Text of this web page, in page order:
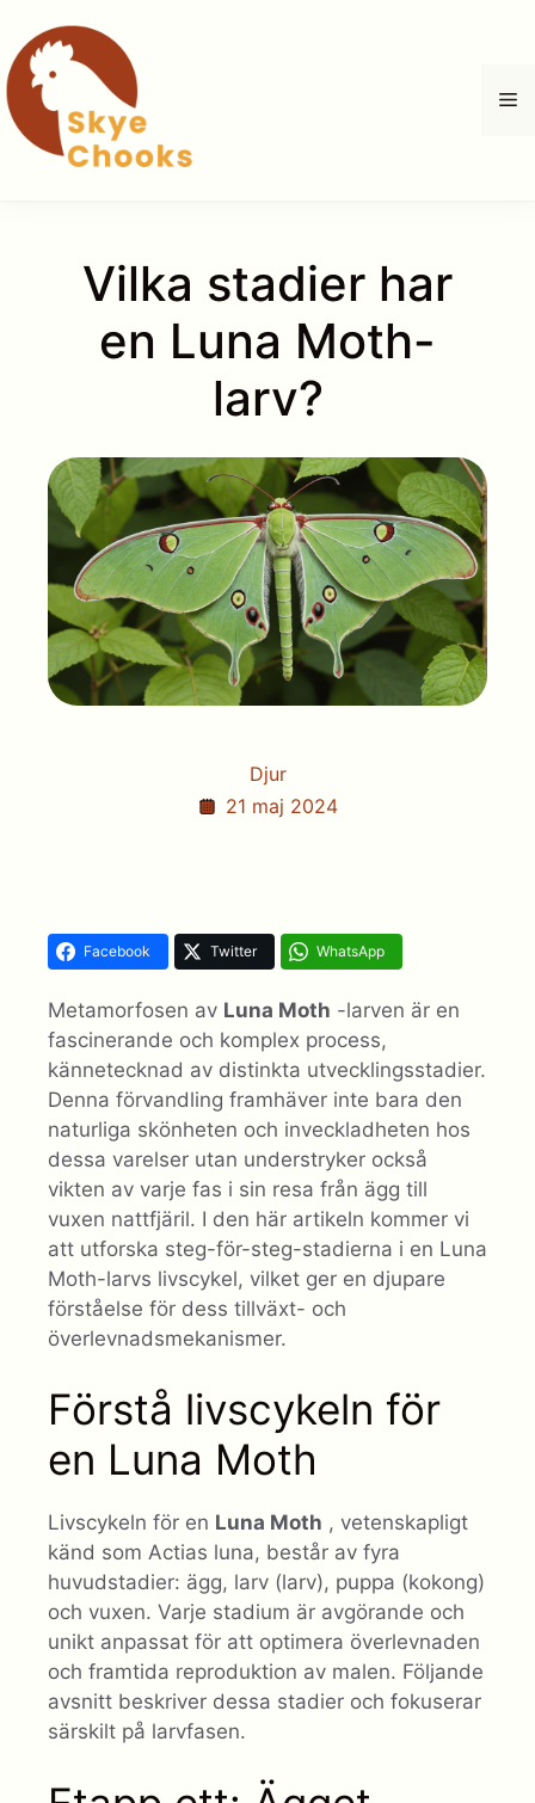
innehåll
Vilka stadier har
en Luna Moth-
larv?
Djur
21 maj 2024
Facebook Twitter WhatsApp
Metamorfosen av Luna Moth -larven är en
fascinerande och komplex process,
kännetecknad av distinkta utvecklingsstadier.
Denna förvandling framhäver inte bara den
naturliga skönheten och inveckladheten hos
dessa varelser utan understryker också
vikten av varje fas i sin resa från ägg till
vuxen nattfjäril. I den här artikeln kommer vi
att utforska steg-för-steg-stadierna i en Luna
Moth-larvs livscykel, vilket ger en djupare
förståelse för dess tillväxt- och
överlevnadsmekanismer.
Förstå livscykeln för
en Luna Moth
Livscykeln för en Luna Moth , vetenskapligt
känd som Actias luna, består av fyra
huvudstadier: ägg, larv (larv), puppa (kokong)
och vuxen. Varje stadium är avgörande och
unikt anpassat för att optimera överlevnaden
och framtida reproduktion av malen. Följande
avsnitt beskriver dessa stadier och fokuserar
särskilt på larvfasen.